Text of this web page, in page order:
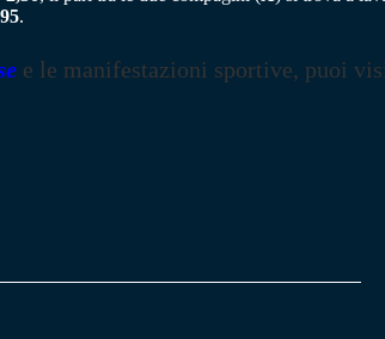
.
e le manifestazioni sportive, puoi